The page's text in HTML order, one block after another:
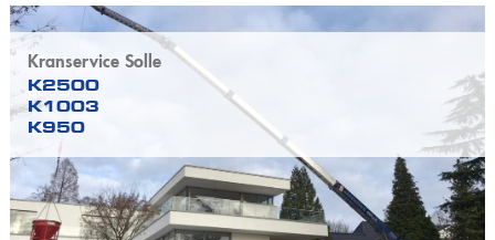
Kranservice Solle
K2500
K1003
K950